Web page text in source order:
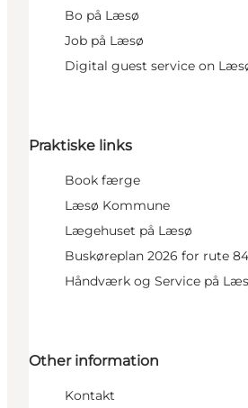
Bo på Læsø
Job på Læsø
Digital guest service on
Praktiske links
Book færge
Læsø Kommune
Lægehuset på Læsø
Buskøreplan 2026 for rute
Håndværk og Service på
Other information
Kontakt